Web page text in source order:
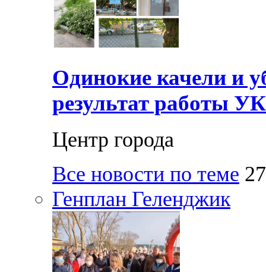
Одинокие качели и
результат работы
Центр города
Все новости по теме
Генплан Геленджик